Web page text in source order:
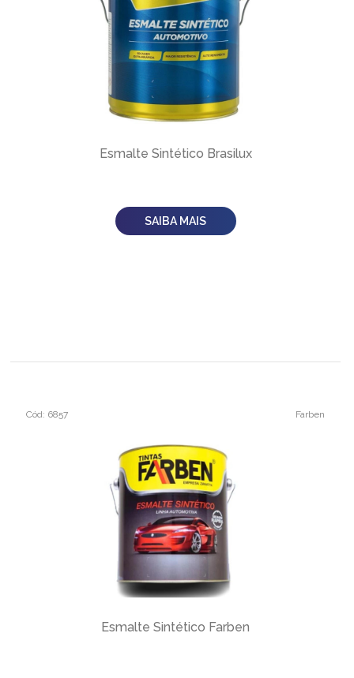
Esmalte Sintético Brasilux
SAIBA MAIS
Cód: 6857 Farben
Esmalte Sintético Farben